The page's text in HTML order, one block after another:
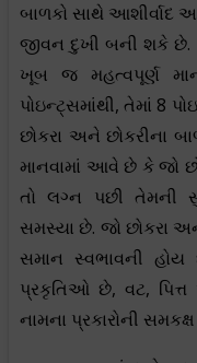
બાળકો સાથે આશીર્વાદ
જીવન દુખી બની શકે છે.
ખૂબ જ મહત્વપૂર્ણ
પોઇન્ટ્સમાંથી, તેમાં 8
છોકરા અને છોકરીના
માનવામાં આવે છે કે જો
તો લગ્ન પછી તેમની
સમસ્યા છે. જો છોકરા
સમાન સ્વભાવની
પ્રકૃતિઓ છે, વટ,
નામના પ્રકારોની